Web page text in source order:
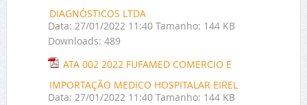
DIAGNÓSTICOS LTDA
Data: 27/01/2022 11:40 Tamanho: 144 KB
Downloads: 489
ATA 002 2022 FUFAMED COMERCIO E
IMPORTAÇÃO MEDICO HOSPITALAR EIREL
Data: 27/01/2022 11:40 Tamanho: 144 KB